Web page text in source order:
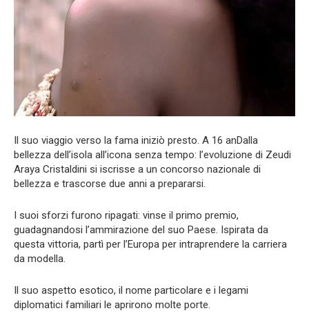
Il suo viaggio verso la fama iniziò presto. A 16 anDalla
bellezza dell’isola all’icona senza tempo: l’evoluzione di Zeudi
Araya Cristaldini si iscrisse a un concorso nazionale di
bellezza e trascorse due anni a prepararsi.
I suoi sforzi furono ripagati: vinse il primo premio,
guadagnandosi l’ammirazione del suo Paese. Ispirata da
questa vittoria, partì per l’Europa per intraprendere la carriera
da modella.
Il suo aspetto esotico, il nome particolare e i legami
diplomatici familiari le aprirono molte porte.